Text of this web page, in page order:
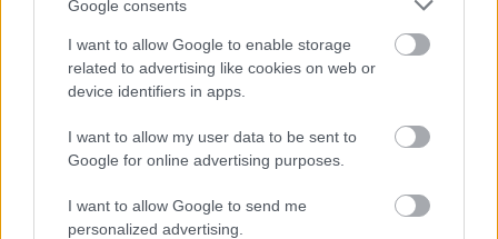
Google consents
I want to allow Google to enable storage
related to advertising like cookies on web or
device identifiers in apps.
I want to allow my user data to be sent to
Google for online advertising purposes.
I want to allow Google to send me
personalized advertising.